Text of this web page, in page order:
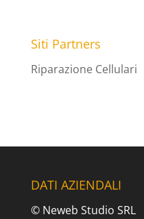
Siti Partners
Riparazione Cellulari
DATI AZIENDALI
© Neweb Studio SRL